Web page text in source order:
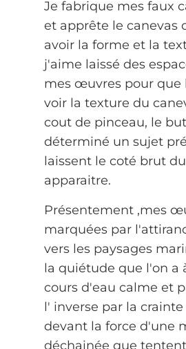
Je fabrique mes faux
et apprête le canevas
avoir la forme et la
j'aime laissé des
mes œuvres pour que
voir la texture du
cout de pinceau, le
déterminé un sujet
laissent le coté brut
apparaitre.
Présentement ,mes
marquées par
vers les paysages
la quiétude que l'on a
cours d'eau calme et
l' inverse par la
devant la force d'une
déchainée que tentent